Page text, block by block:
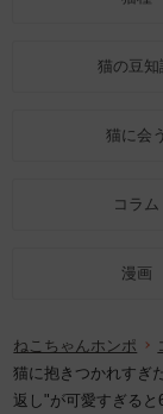
猫の豆知
猫に会う
コラム
漫画
ねこちゃんホンポ
猫に抱きつかれすぎ
返し"が可愛すぎると